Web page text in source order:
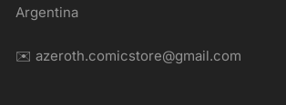
Argentina
✉️ azeroth.comicstore@gmail.com